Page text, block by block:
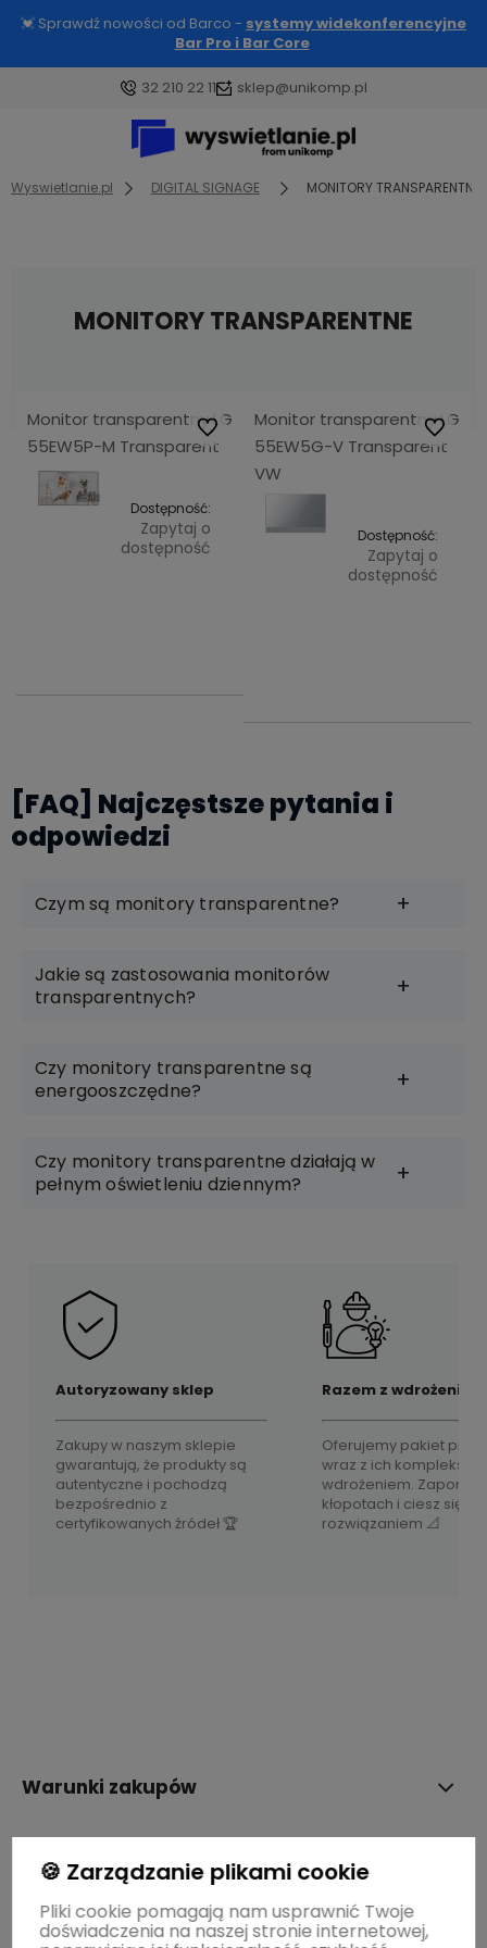
💓 Sprawdź nowości od Barco - systemy widekonferencyjne
Bar Pro i Bar Core
32 210 22 11 sklep@unikomp.pl
Wyswietlanie.pl DIGITAL SIGNAGE MONITORY TRANSPARENTNE
MONITORY TRANSPARENTNE
Monitor transparentny LG
55EW5P-M Transparent
Dostępność:
Zapytaj o
dostępność
Do ulubionychMonitor transparentny LG
55EW5G-V Transparent
VW
Dostępność:
Zapytaj o
dostępność
Do
[FAQ] Najczęstsze pytania i
odpowiedzi
Czym są monitory transparentne?
Jakie są zastosowania monitorów
transparentnych?
Czy monitory transparentne są
energooszczędne?
Czy monitory transparentne działają w
pełnym oświetleniu dziennym?
Autoryzowany sklep
Zakupy w naszym sklepie
gwarantują, że produkty są
autentyczne i pochodzą
bezpośrednio z
certyfikowanych źródeł 🏆
Razem z wdrożeniem
Oferujemy pakiet
wraz z ich
wdrożeniem.
kłopotach i ciesz się
rozwiązaniem 📐
Warunki zakupów
STREFY MAREK
BLOG
🍪 Zarządzanie plikami cookie
Pliki cookie pomagają nam usprawnić Twoje
doświadczenia na naszej stronie internetowej,